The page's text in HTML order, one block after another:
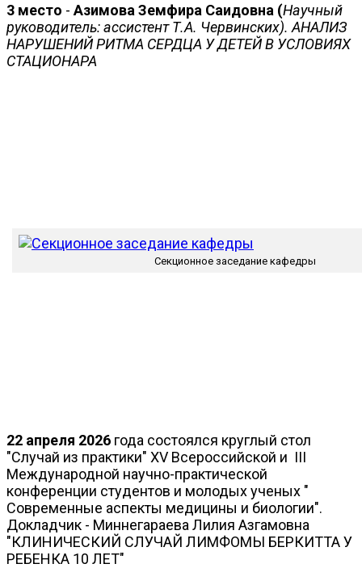
3 место - Азимова Земфира Саидовна (Научный
руководитель: ассистент Т.А. Червинских). АНАЛИЗ
НАРУШЕНИЙ РИТМА СЕРДЦА У ДЕТЕЙ В УСЛОВИЯХ
СТАЦИОНАРА
Секционное заседание кафедры
22 апреля 2026 года состоялся круглый стол
"Случай из практики" XV Всероссийской и III
Международной научно-практической
конференции студентов и молодых ученых "
Современные аспекты медицины и биологии".
Докладчик - Миннегараева Лилия Азгамовна
"КЛИНИЧЕСКИЙ СЛУЧАЙ ЛИМФОМЫ БЕРКИТТА У
РЕБЕНКА 10 ЛЕТ"